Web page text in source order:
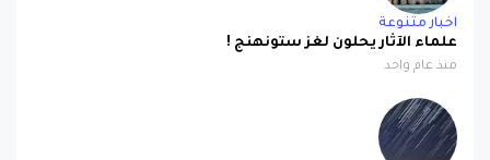
اخبار متنوعة
علماء الآثار يحلون لغز ستونهنج !
منذ عام واحد